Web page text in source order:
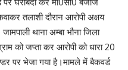
तलाशी दौरान आरोपी अक्षय
थाना अम्बा भौना जिला
को जप्ता कर आरोपी को धारा 20
पर भेजा गया है।मामले में बैकवर्ड